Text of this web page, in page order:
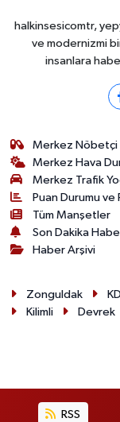
halkinsesicomtr,
ve modernizmi
insanlara
Merkez Nöbetçi
Merkez Hava
Merkez Trafik
Puan Durumu ve
Tüm Manşetler
Son Dakika
Haber Arşivi
Zonguldak
Kilimli
Devrek
RSS